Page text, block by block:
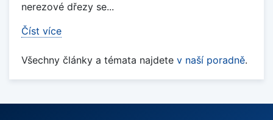
nerezové dřezy se...
Číst více
Všechny články a témata najdete v naší poradně.